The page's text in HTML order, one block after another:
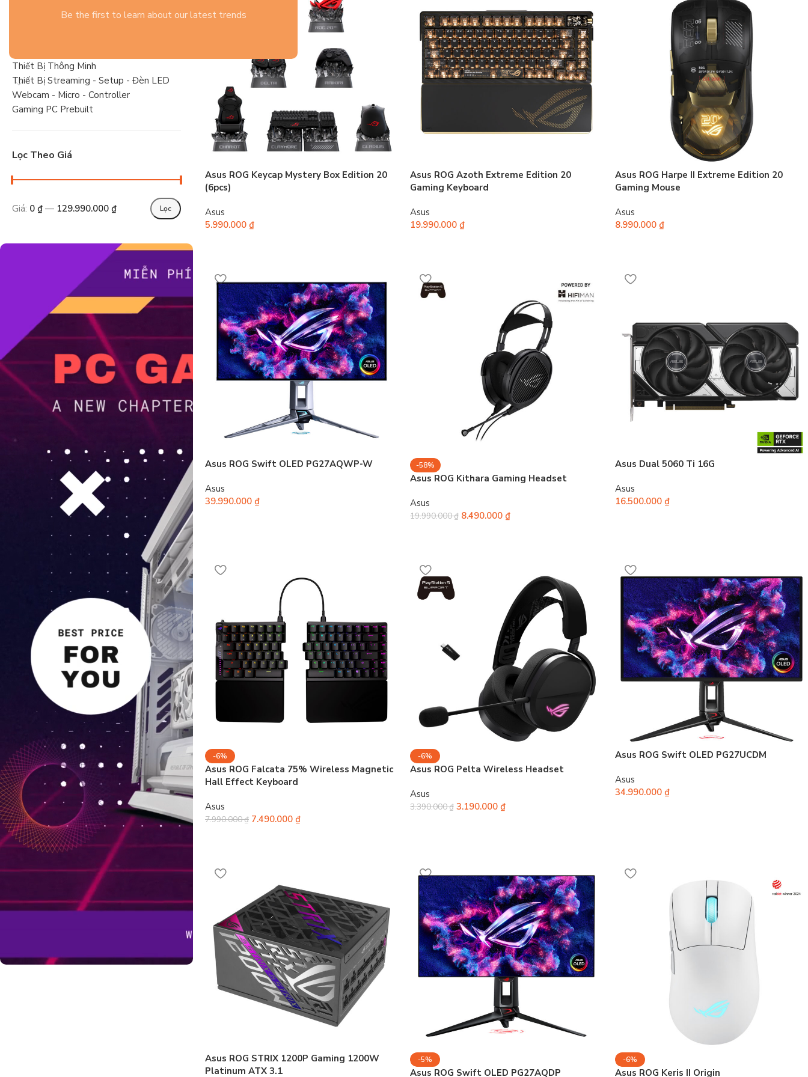
Be the first to learn about our latest trends
Gaming Gear
Thiết Bị Thông Minh
Thiết Bị Streaming - Setup - Đèn LED
Webcam - Micro - Controller
Gaming PC Prebuilt
Lọc Theo Giá
Lọc
Giá: 0 ₫ — 129.990.000 ₫
Asus ROG Keycap Mystery Box Edition 20
(6pcs)
Asus
5.990.000 ₫
Asus ROG Azoth Extreme Edition 20
Gaming Keyboard
Asus
19.990.000 ₫
Asus ROG Harpe II Extreme Edition 20
Gaming Mouse
Asus
8.990.000 ₫
Asus ROG Swift OLED PG27AQWP-W
Asus
39.990.000 ₫
-58%
Asus ROG Kithara Gaming Headset
Asus
19.990.000₫ 8.490.000 ₫
Asus Dual 5060 Ti 16G
Asus
16.500.000 ₫
-6%
Asus ROG Falcata 75% Wireless Magnetic
Hall Effect Keyboard
Asus
7.990.000₫ 7.490.000 ₫
-6%
Asus ROG Pelta Wireless Headset
Asus
3.390.000₫ 3.190.000 ₫
Asus ROG Swift OLED PG27UCDM
Asus
34.990.000 ₫
Asus ROG STRIX 1200P Gaming 1200W
Platinum ATX 3.1
-5%
Asus ROG Swift OLED PG27AQDP
-6%
Asus ROG Keris II Origin